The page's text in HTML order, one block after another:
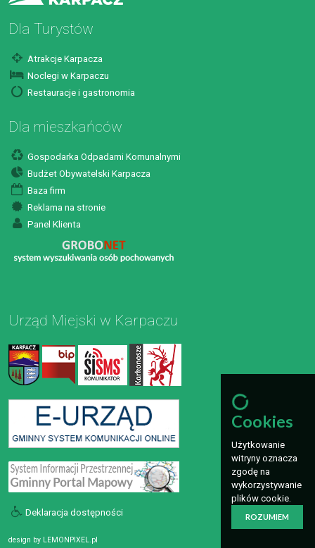
Dla Turystów
Atrakcje Karpacza
Noclegi w Karpaczu
Restauracje i gastronomia
Dla mieszkańców
Gospodarka Odpadami Komunalnymi
Budżet Obywatelski Karpacza
Baza firm
Reklama na stronie
Panel Klienta
Urząd Miejski w Karpaczu
Deklaracja dostępności
design by LEMONPIXEL.pl
Cookies
Użytkowanie
witryny oznacza
zgodę na
wykorzystywanie
plików cookie.
ROZUMIEM